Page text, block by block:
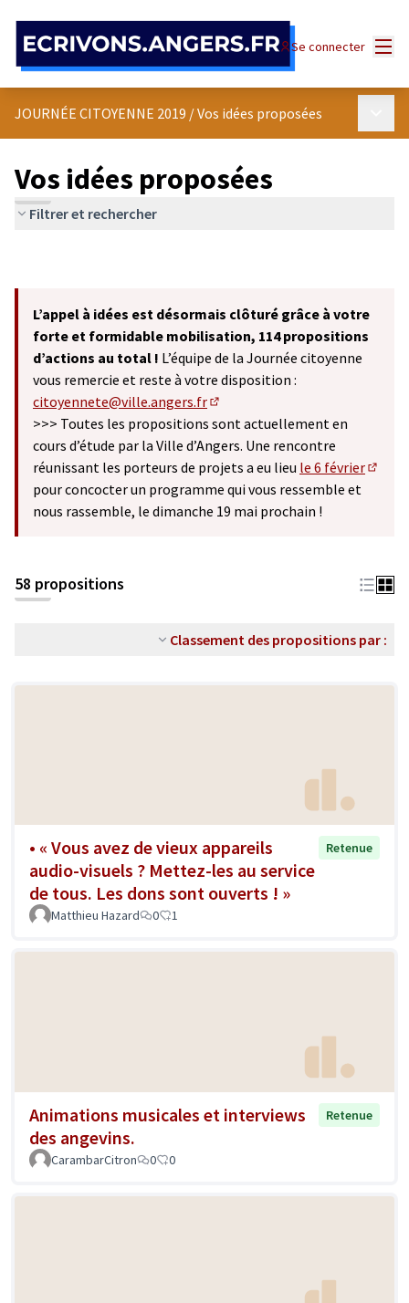
Se connecter
JOURNÉE CITOYENNE 2019 /Vos idées proposées
Vos idées proposées
Filtrer et rechercher
L’appel à idées est désormais clôturé grâce à votre
forte et formidable mobilisation, 114 propositions
d’actions au total ! L’équipe de la Journée citoyenne
vous remercie et reste à votre disposition :
citoyennete@ville.angers.fr
(S'ouvre dans un nouvel onglet)
>>> Toutes les propositions sont actuellement en
cours d’étude par la Ville d’Angers. Une rencontre
réunissant les porteurs de projets a eu lieu le 6 février
pour concocter un programme qui vous ressemble et
nous rassemble, le dimanche 19 mai prochain !
58 propositions
Classement des propositions par :
• « Vous avez de vieux appareils
audio-visuels ? Mettez-les au service
de tous. Les dons sont ouverts ! »
Retenue
Matthieu Hazard 0 1
Animations musicales et interviews
des angevins.
Retenue
CarambarCitron 0 0